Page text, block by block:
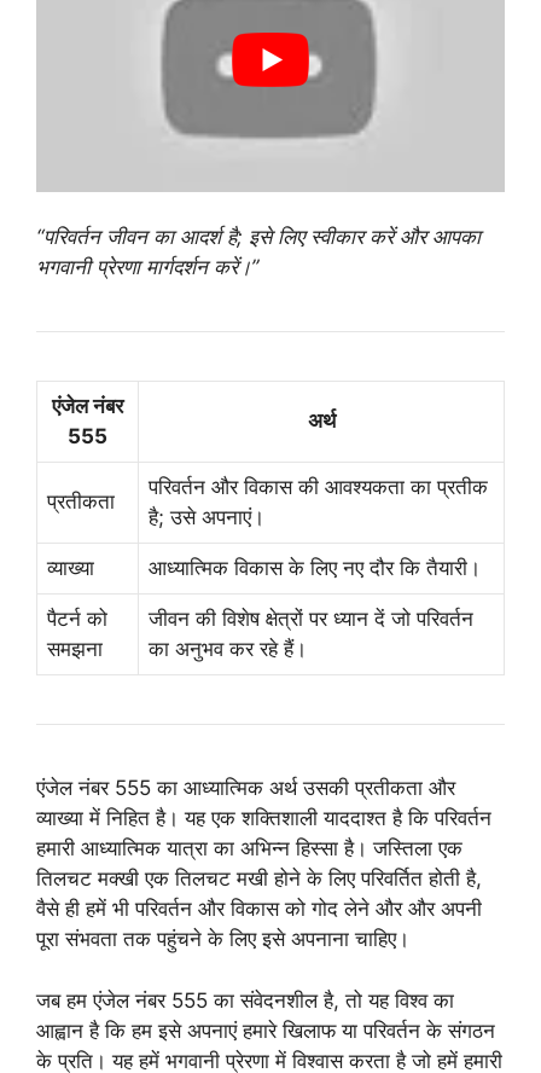
“परिवर्तन जीवन का आदर्श है; इसे लिए स्वीकार करें और आपका
भगवानी प्रेरणा मार्गदर्शन करें।”
एंजेल नंबर
555
अर्थ
प्रतीकता
परिवर्तन और विकास की आवश्यकता का प्रतीक
है; उसे अपनाएं।
व्याख्या आध्यात्मिक विकास के लिए नए दौर कि तैयारी।
पैटर्न को
समझना
जीवन की विशेष क्षेत्रों पर ध्यान दें जो परिवर्तन
का अनुभव कर रहे हैं।
एंजेल नंबर 555 का आध्यात्मिक अर्थ उसकी प्रतीकता और
व्याख्या में निहित है। यह एक शक्तिशाली याददाश्त है कि परिवर्तन
हमारी आध्यात्मिक यात्रा का अभिन्न हिस्सा है। जस्तिला एक
तिलचट मक्खी एक तिलचट मखी होने के लिए परिवर्तित होती है,
वैसे ही हमें भी परिवर्तन और विकास को गोद लेने और और अपनी
पूरा संभवता तक पहुंचने के लिए इसे अपनाना चाहिए।
जब हम एंजेल नंबर 555 का संवेदनशील है, तो यह विश्व का
आह्वान है कि हम इसे अपनाएं हमारे खिलाफ या परिवर्तन के संगठन
के प्रति। यह हमें भगवानी प्रेरणा में विश्वास करता है जो हमें हमारी